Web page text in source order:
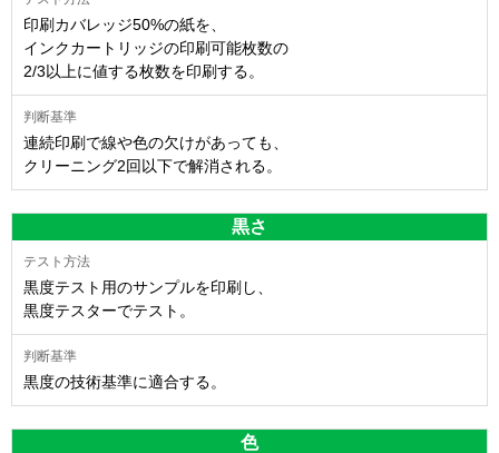
印刷カバレッジ50%の紙を、
インクカートリッジの印刷可能枚数の
2/3以上に値する枚数を印刷する。
連続印刷で線や色の欠けがあっても、
クリーニング2回以下で解消される。
黒さ
黒度テスト用のサンプルを印刷し、
黒度テスターでテスト。
黒度の技術基準に適合する。
色